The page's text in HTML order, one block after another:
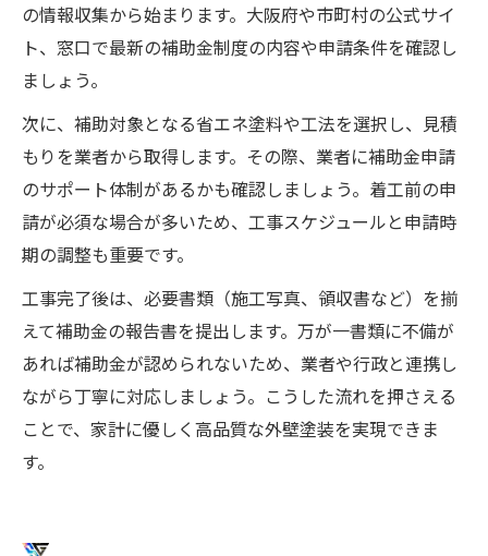
の情報収集から始まります。大阪府や市町村の公式サイ
ト、窓口で最新の補助金制度の内容や申請条件を確認し
ましょう。
次に、補助対象となる省エネ塗料や工法を選択し、見積
もりを業者から取得します。その際、業者に補助金申請
のサポート体制があるかも確認しましょう。着工前の申
請が必須な場合が多いため、工事スケジュールと申請時
期の調整も重要です。
工事完了後は、必要書類（施工写真、領収書など）を揃
えて補助金の報告書を提出します。万が一書類に不備が
あれば補助金が認められないため、業者や行政と連携し
ながら丁寧に対応しましょう。こうした流れを押さえる
ことで、家計に優しく高品質な外壁塗装を実現できま
す。